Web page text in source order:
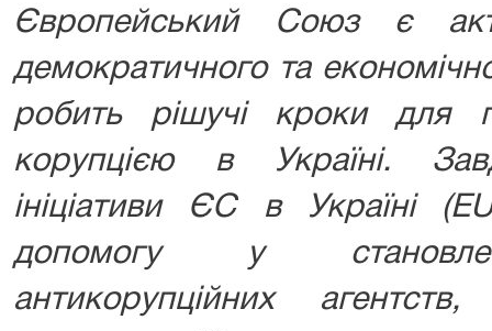
Європейський Союз є
демократичного та
робить рішучі кроки для
корупцією в Україні.
ініціативи ЄС в Україні
допомогу у
антикорупційних